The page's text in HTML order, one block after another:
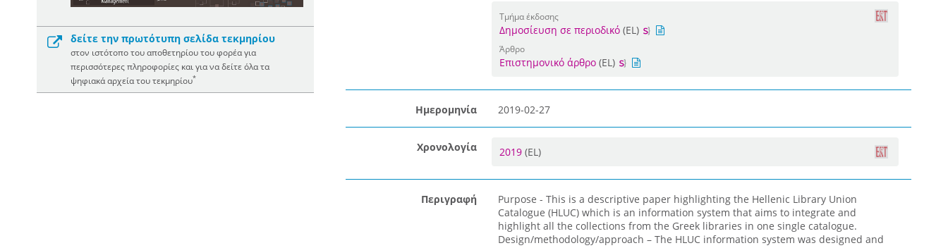
δείτε την πρωτότυπη σελίδα τεκμηρίου
στον ιστότοπο του αποθετηρίου του φορέα για
περισσότερες πληροφορίες και για να δείτε όλα τα
ψηφιακά αρχεία του τεκμηρίου*
Τμήμα έκδοσης
Δημοσίευση σε περιοδικό(EL)
Άρθρο
Επιστημονικό άρθρο(EL)
Ημερομηνία 2019-02-27
Χρονολογία 2019 (EL)
Περιγραφή
Purpose - This is a descriptive paper highlighting the Hellenic Library Union
Catalogue (HLUC) which is an information system that aims to integrate and
highlight all the collections from the Greek libraries in one single catalogue.
Design/methodology/approach – The HLUC information system was designed and